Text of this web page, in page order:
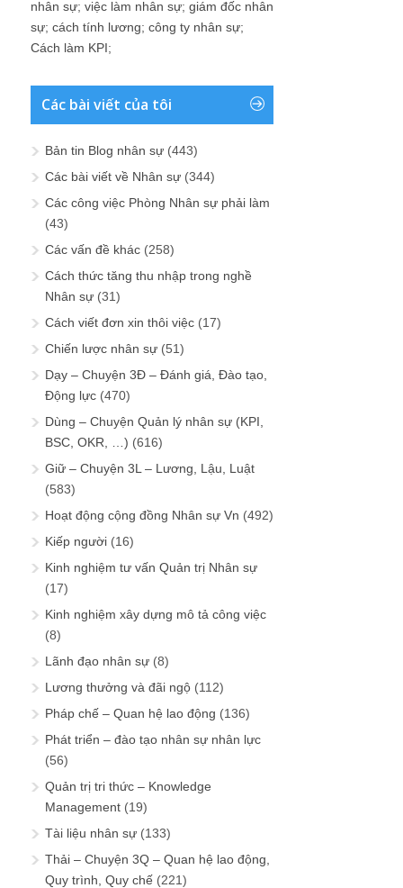
nhân sự; việc làm nhân sự; giám đốc nhân
sự; cách tính lương; công ty nhân sự;
Cách làm KPI;
Các bài viết của tôi
Bản tin Blog nhân sự (443)
Các bài viết về Nhân sự (344)
Các công việc Phòng Nhân sự phải làm
(43)
Các vấn đề khác (258)
Cách thức tăng thu nhập trong nghề
Nhân sự (31)
Cách viết đơn xin thôi việc (17)
Chiến lược nhân sự (51)
Dạy – Chuyện 3Đ – Đánh giá, Đào tạo,
Động lực (470)
Dùng – Chuyện Quản lý nhân sự (KPI,
BSC, OKR, …) (616)
Giữ – Chuyện 3L – Lương, Lậu, Luật
(583)
Hoạt động cộng đồng Nhân sự Vn (492)
Kiếp người (16)
Kinh nghiệm tư vấn Quản trị Nhân sự
(17)
Kinh nghiệm xây dựng mô tả công việc
(8)
Lãnh đạo nhân sự (8)
Lương thưởng và đãi ngộ (112)
Pháp chế – Quan hệ lao động (136)
Phát triển – đào tạo nhân sự nhân lực
(56)
Quản trị tri thức – Knowledge
Management (19)
Tài liệu nhân sự (133)
Thải – Chuyện 3Q – Quan hệ lao động,
Quy trình, Quy chế (221)